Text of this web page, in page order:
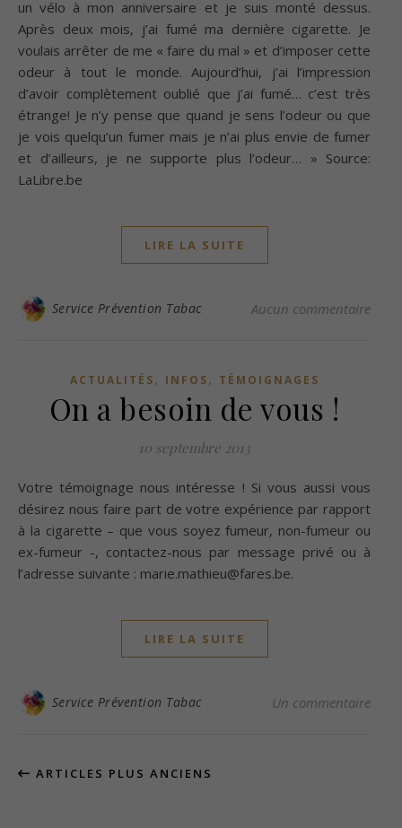
un vélo à mon anniversaire et je suis monté dessus.
Après deux mois, j’ai fumé ma dernière cigarette. Je
voulais arrêter de me « faire du mal » et d’imposer cette
odeur à tout le monde. Aujourd’hui, j’ai l’impression
d’avoir complètement oublié que j’ai fumé… c’est très
étrange! Je n’y pense que quand je sens l’odeur ou que
je vois quelqu’un fumer mais je n’ai plus envie de fumer
et d’ailleurs, je ne supporte plus l’odeur… » Source:
LaLibre.be
LIRE LA SUITE
Service Prévention Tabac Aucun commentaire
ACTUALITÉS, INFOS, TÉMOIGNAGES
On a besoin de vous !
10 septembre 2013
Votre témoignage nous intéresse ! Si vous aussi vous
désirez nous faire part de votre expérience par rapport
à la cigarette – que vous soyez fumeur, non-fumeur ou
ex-fumeur -, contactez-nous par message privé ou à
l’adresse suivante : marie.mathieu@fares.be.
LIRE LA SUITE
Service Prévention Tabac Un commentaire
ARTICLES PLUS ANCIENS